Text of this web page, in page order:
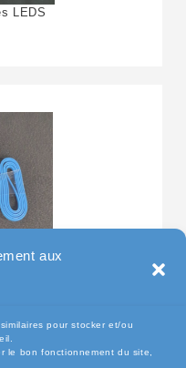
aux
pour stocker et/ou
le bon fonctionnement du site,
LEDS
De